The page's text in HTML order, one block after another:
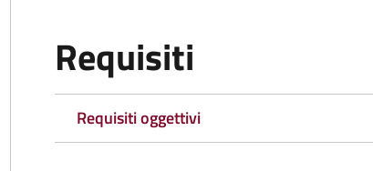
Requisiti
Requisiti oggettivi